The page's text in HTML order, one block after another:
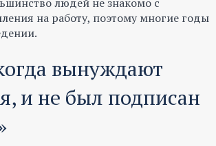
на работу, поэтому многие годы
вынуждают
и не был подписан